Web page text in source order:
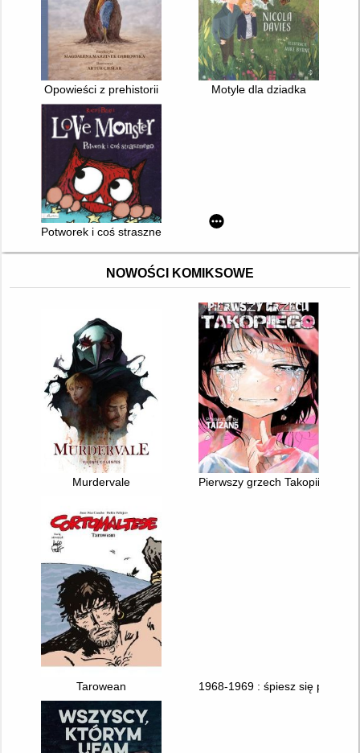
Opowieści z prehistorii Motyle dla dziadka
Potworek i coś strasznego
NOWOŚCI KOMIKSOWE
Murdervale Pierwszy grzech Takopiiego
Tarowean 1968-1969 : śpiesz się powoli